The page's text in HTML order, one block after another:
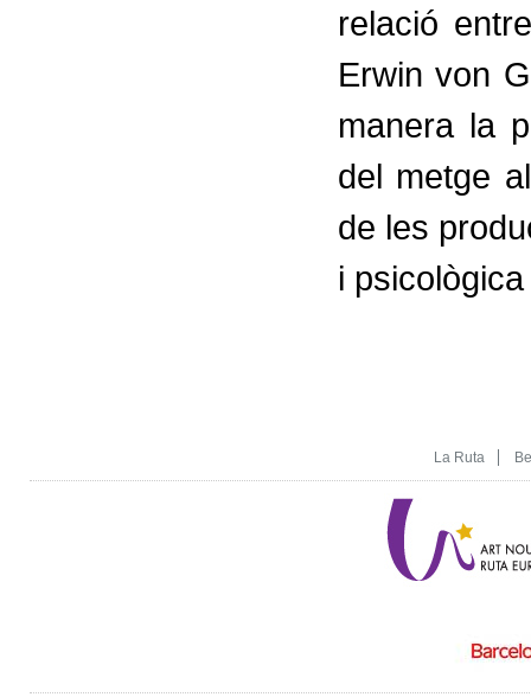
relació
Erwin von
manera la
del metge
de les
i
La Ruta